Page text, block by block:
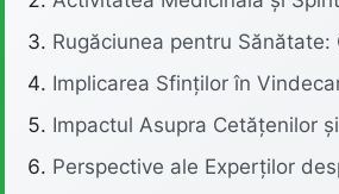
Rugăciunea pentru Sănătate:
Implicarea Sfinților în
Impactul Asupra Cetățenilor
Perspective ale Experților